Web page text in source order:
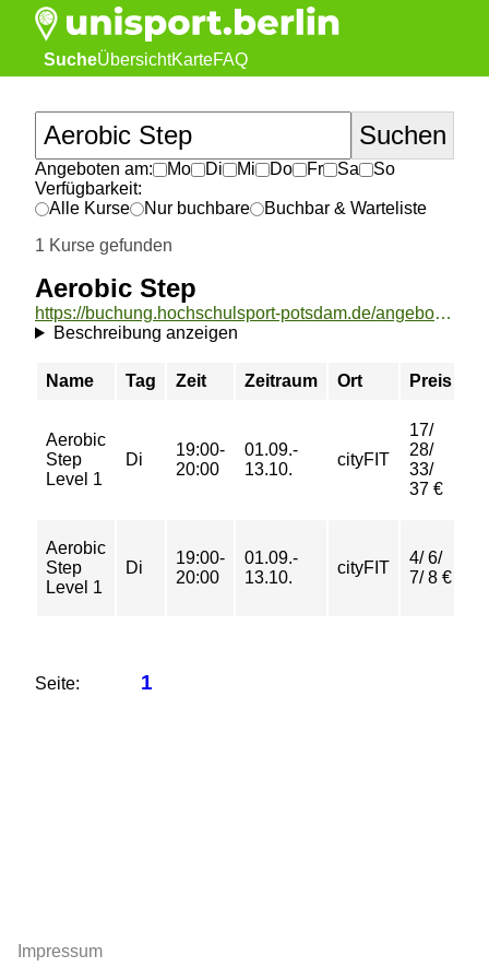
SucheÜbersichtKarteFAQ
Angeboten am: Mo Di Mi Do Fr Sa
So
Verfügbarkeit:
Alle Kurse
Nur buchbare
Buchbar & Warteliste
1 Kurse gefunden
Aerobic Step
https://buchung.hochschulsport-potsdam.de/angebote/aktueller_zeitraum/_Aerobic_Step.html
Beschreibung anzeigen
Name Tag Zeit Zeitraum Ort Preis
Aerobic
Step
Level 1
Di
19:00-
20:00
01.09.-
13.10.
cityFIT
17/
28/
33/
37 €
Aerobic
Step
Level 1
Di
19:00-
20:00
01.09.-
13.10.
cityFIT
4/ 6/
7/ 8 €
Seite: 1
Impressum